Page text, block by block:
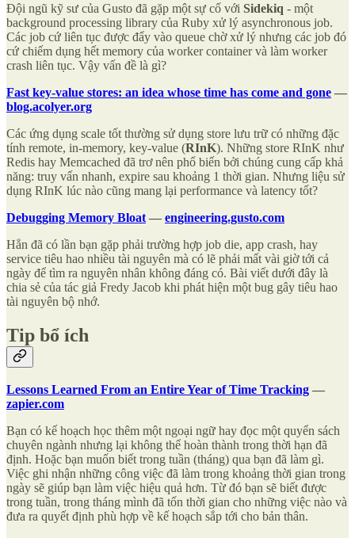
Đội ngũ kỹ sư của Gusto đã gặp một sự cố với Sidekiq - một
background processing library của Ruby xử lý asynchronous job.
Các job cứ liên tục được đẩy vào queue chờ xử lý nhưng các job đó
cứ chiếm dụng hết memory của worker container và làm worker
crash liên tục. Vậy vấn đề là gì?
Fast key-value stores: an idea whose time has come and gone —
blog.acolyer.org
Các ứng dụng scale tốt thường sử dụng store lưu trữ có những đặc
tính remote, in-memory, key-value (RInK). Những store RInK như
Redis hay Memcached đã trơ nên phổ biến bởi chúng cung cấp khả
năng: truy vấn nhanh, expire sau khoảng 1 thời gian. Nhưng liệu sử
dụng RInK lúc nào cũng mang lại performance và latency tốt?
Debugging Memory Bloat — engineering.gusto.com
Hẳn đã có lần bạn gặp phải trường hợp job die, app crash, hay
service tiêu hao nhiều tài nguyên mà có lẽ phải mất vài giờ tới cả
ngày để tìm ra nguyên nhân không đáng có. Bài viết dưới đây là
chia sẻ của tác giả Fredy Jacob khi phát hiện một bug gây tiêu hao
tài nguyên bộ nhớ.
Tip bổ ích
Lessons Learned From an Entire Year of Time Tracking —
zapier.com
Bạn có kế hoạch học thêm một ngoại ngữ hay đọc một quyển sách
chuyên ngành nhưng lại không thể hoàn thành trong thời hạn đã
định. Hoặc bạn muốn biết trong tuần (tháng) qua bạn đã làm gì.
Việc ghi nhận những công việc đã làm trong khoảng thời gian trong
ngày sẽ giúp bạn làm việc hiệu quả hơn. Từ đó bạn sẽ biết được
trong tuần, trong tháng mình đã tốn thời gian cho những việc nào và
đưa ra quyết định phù hợp về kế hoạch sắp tới cho bản thân.